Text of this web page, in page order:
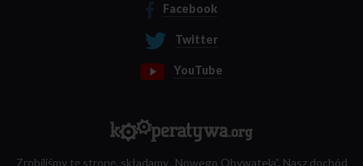
Facebook
Twitter
YouTube
Zrobiliśmy tę stronę, składamy „Nowego Obywatela”. Nasz dochód